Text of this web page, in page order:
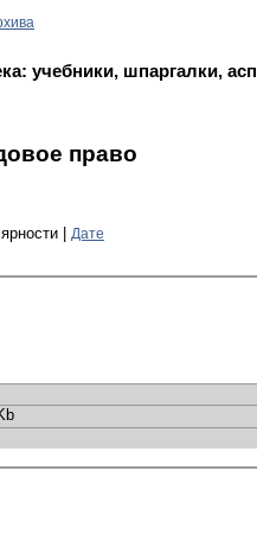
учебники, шпаргалки,
право
| Дате